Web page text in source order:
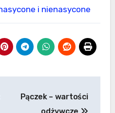
i nienasycone
Pączek – wartości